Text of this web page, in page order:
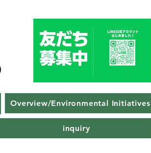
Overview/Environmental Initiatives
inquiry